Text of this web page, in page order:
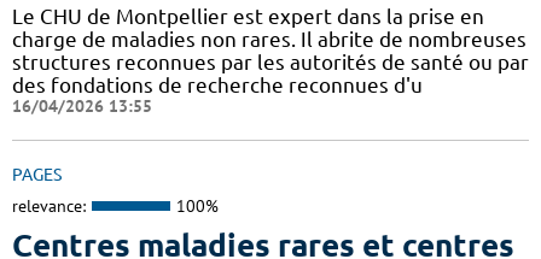
Le CHU de Montpellier est expert dans la prise en
charge de maladies non rares. Il abrite de nombreuses
structures reconnues par les autorités de santé ou par
des fondations de recherche reconnues d'u
16/04/2026 13:55
PAGES
relevance: 100%
Centres maladies rares et centres